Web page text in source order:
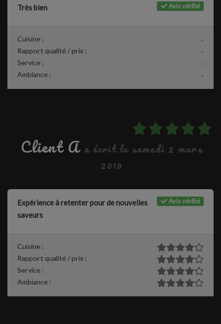
Avis vérifié
Très bien
-
Cuisine :
-
Rapport qualité / prix :
-
Service :
-
Ambiance :
Client A a écrit le samedi 2 mars
2019
Avis vérifié
Expérience à retenter pour de nouvelles
saveurs
Cuisine :
Rapport qualité / prix :
Service :
Ambiance :